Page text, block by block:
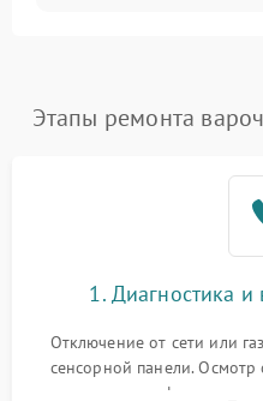
Этапы ремонта
1. Диагностика и
Отключение от сети или
сенсорной панели.
проверка конфорок на